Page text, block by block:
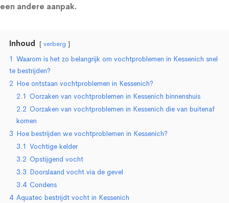
een andere aanpak.
Inhoud verberg
1 Waarom is het zo belangrijk om vochtproblemen in Kessenich snel
te bestrijden?
2 Hoe ontstaan vochtproblemen in Kessenich?
2.1 Oorzaken van vochtproblemen in Kessenich binnenshuis
2.2 Oorzaken van vochtproblemen in Kessenich die van buitenaf
komen
3 Hoe bestrijden we vochtproblemen in Kessenich?
3.1 Vochtige kelder
3.2 Opstijgend vocht
3.3 Doorslaand vocht via de gevel
3.4 Condens
4 Aquatec bestrijdt vocht in Kessenich